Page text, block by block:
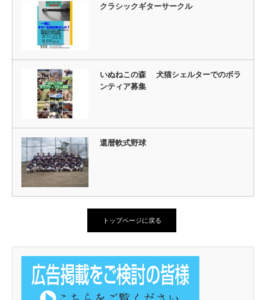
クラシックギターサークル
いぬねこの森 犬猫シェルターでのボラ
ンティア募集
還暦軟式野球
トップページに戻る